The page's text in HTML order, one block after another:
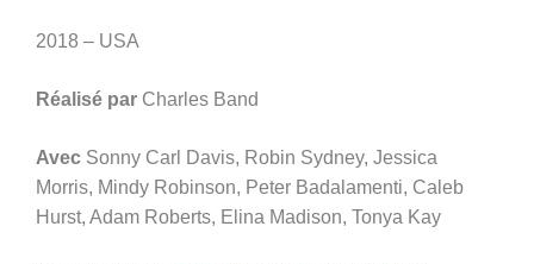
2018 – USA
Réalisé par Charles Band
Avec Sonny Carl Davis, Robin Sydney, Jessica
Morris, Mindy Robinson, Peter Badalamenti, Caleb
Hurst, Adam Roberts, Elina Madison, Tonya Kay